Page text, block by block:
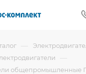
—
—
общепромышленные